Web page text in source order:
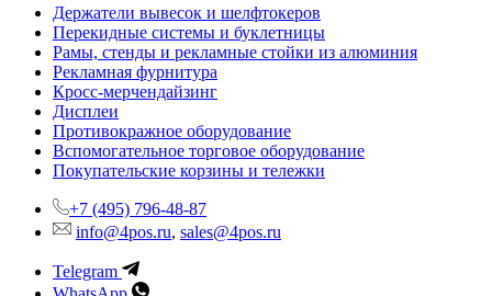
Держатели вывесок и шелфтокеров
Перекидные системы и буклетницы
Рамы, стенды и рекламные стойки из алюминия
Рекламная фурнитура
Кросс-мерчендайзинг
Дисплеи
Противокражное оборудование
Вспомогательное торговое оборудование
Покупательские корзины и тележки
+7 (495) 796-48-87
info@4pos.ru, sales@4pos.ru
Telegram